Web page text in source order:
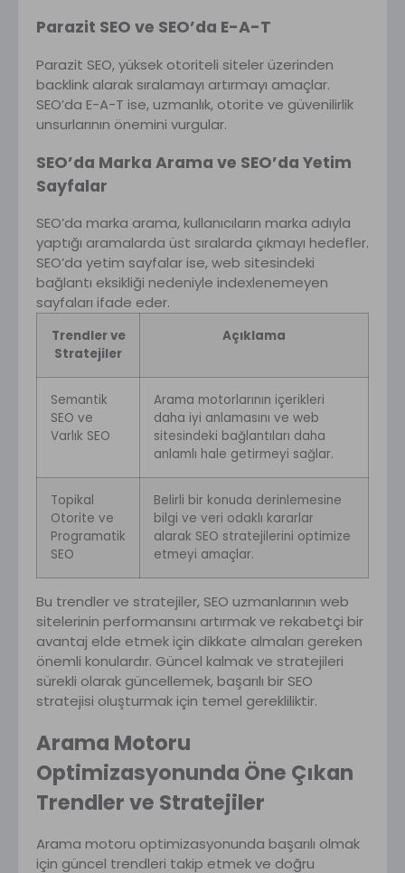
Parazit SEO ve SEO’da E-A-T
Parazit SEO, yüksek otoriteli siteler üzerinden
backlink alarak sıralamayı artırmayı amaçlar.
SEO’da E-A-T ise, uzmanlık, otorite ve güvenilirlik
unsurlarının önemini vurgular.
SEO’da Marka Arama ve SEO’da Yetim
Sayfalar
SEO’da marka arama, kullanıcıların marka adıyla
yaptığı aramalarda üst sıralarda çıkmayı hedefler.
SEO’da yetim sayfalar ise, web sitesindeki
bağlantı eksikliği nedeniyle indexlenemeyen
sayfaları ifade eder.
Trendler ve
Stratejiler
Açıklama
Semantik
SEO ve
Varlık SEO
Arama motorlarının içerikleri
daha iyi anlamasını ve web
sitesindeki bağlantıları daha
anlamlı hale getirmeyi sağlar.
Topikal
Otorite ve
Programatik
SEO
Belirli bir konuda derinlemesine
bilgi ve veri odaklı kararlar
alarak SEO stratejilerini optimize
etmeyi amaçlar.
Bu trendler ve stratejiler, SEO uzmanlarının web
sitelerinin performansını artırmak ve rekabetçi bir
avantaj elde etmek için dikkate almaları gereken
önemli konulardır. Güncel kalmak ve stratejileri
sürekli olarak güncellemek, başarılı bir SEO
stratejisi oluşturmak için temel gerekliliktir.
Arama Motoru
Optimizasyonunda Öne Çıkan
Trendler ve Stratejiler
Arama motoru optimizasyonunda başarılı olmak
için güncel trendleri takip etmek ve doğru